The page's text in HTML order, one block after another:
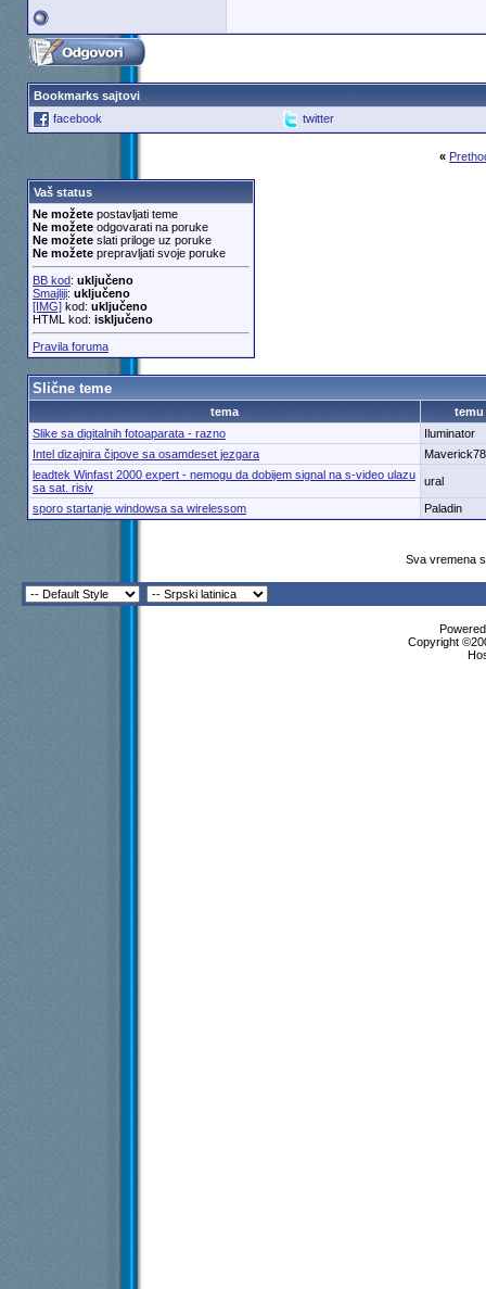
Bookmarks sajtovi
facebook
twitter
«
Vaš status
Ne možetepostavljati teme
Ne možeteodgovarati na poruke
Ne možeteslati priloge uz poruke
Ne možeteprepravljati svoje poruke
BB kod: uključeno
Smajliji: uključeno
[IMG]kod: uključeno
HTML kod: isključeno
Pravila foruma
Slične teme
tema
temu
Slike sa digitalnih fotoaparata - razno
Iluminator
Intel dizajnira čipove sa osamdeset jezgara
Maverick78
leadtek Winfast 2000 expert - nemogu da dobijem signal na s-video ulazu
sa sat. risiv
ural
sporo startanje windowsa sa wirelessom Paladin
Sva vremena
Copyright